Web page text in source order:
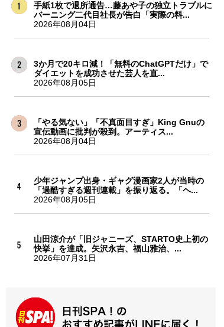
手紙1枚で退所通告…藤あや子の独立トラブルに
バーニング二代目社長が告白「実際の料...
2026年08月04日
3か月で20キロ減！「無料のChatGPTだけ」で
ダイエットを成功させた芸人を直...
2026年08月05日
「やる気ない」「不真面目すぎ」King Gnuの
宣伝動画に批判が殺到。アーティス...
2026年08月04日
少年ジャンプ出身・ギャグ漫画家2人が当時の
「過酷すぎる週刊連載」を振り返る。「ヘ...
2026年08月05日
山田涼介が「旧ジャニーズ、STARTO史上初の
快挙」を達成。矢沢永吉、福山雅治、...
2026年07月31日